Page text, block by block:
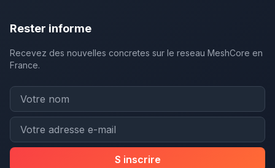
Rester informe
Recevez des nouvelles concretes sur le reseau MeshCore en
France.
S inscrire